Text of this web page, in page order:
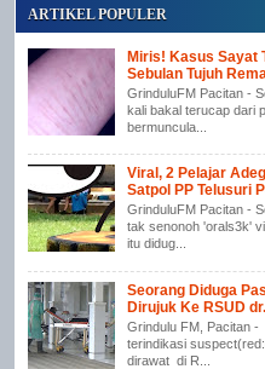
ARTIKEL POPULER
Miris! Kasus Sayat
Sebulan Tujuh
GrinduluFM Pacitan -
kali bakal terucap dari
bermuncula...
Viral, 2 Pelajar
Satpol PP Telusuri
GrinduluFM Pacitan -
tak senonoh 'orals3k'
itu didug...
Seorang Diduga
Dirujuk Ke RSUD
Grindulu FM, Pacitan -
terindikasi
dirawat di R...